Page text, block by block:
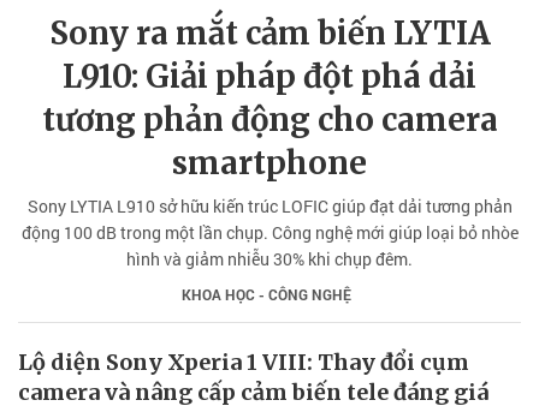
Sony ra mắt cảm biến LYTIA
L910: Giải pháp đột phá dải
tương phản động cho camera
smartphone
Sony LYTIA L910 sở hữu kiến trúc LOFIC giúp đạt dải tương phản
động 100 dB trong một lần chụp. Công nghệ mới giúp loại bỏ nhòe
hình và giảm nhiễu 30% khi chụp đêm.
KHOA HỌC - CÔNG NGHỆ
Lộ diện Sony Xperia 1 VIII: Thay đổi cụm
camera và nâng cấp cảm biến tele đáng giá